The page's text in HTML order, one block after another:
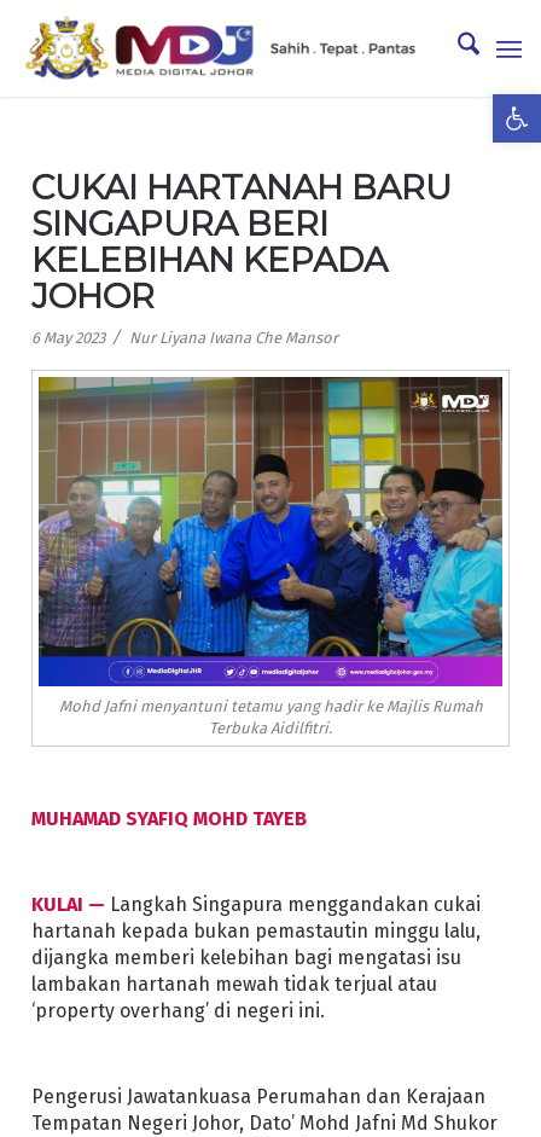
CUKAI HARTANAH BARU
SINGAPURA BERI
KELEBIHAN KEPADA
JOHOR
6 May 2023 / Nur Liyana Iwana Che Mansor
Mohd Jafni menyantuni tetamu yang hadir ke Majlis Rumah
Terbuka Aidilfitri.
MUHAMAD SYAFIQ MOHD TAYEB
KULAI — Langkah Singapura menggandakan cukai
hartanah kepada bukan pemastautin minggu lalu,
dijangka memberi kelebihan bagi mengatasi isu
lambakan hartanah mewah tidak terjual atau
‘property overhang’ di negeri ini.
Pengerusi Jawatankuasa Perumahan dan Kerajaan
Tempatan Negeri Johor, Dato’ Mohd Jafni Md Shukor